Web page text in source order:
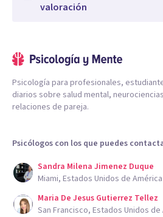
valoración
Psicología para profesionales,
diarios sobre salud mental,
relaciones de pareja.
Psicólogos con los que puedes
Sandra Milena Jimenez Duque
Miami, Estados Unidos de América
Maria De Jesus Gutierrez Tellez
San Francisco, Estados Unidos de